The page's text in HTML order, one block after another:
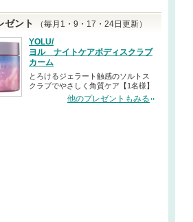
ゼント
（毎月1・9・17・24日更新）
YOLU/
ヨル ナイトケアボディスクラブ
カーム
とろけるジェラート触感のソルトス
クラブでやさしく角質ケア【1名様】
他のプレゼントもみる